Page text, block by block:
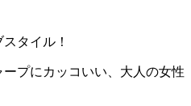
タイル！
プにカッコいい、大人の女性